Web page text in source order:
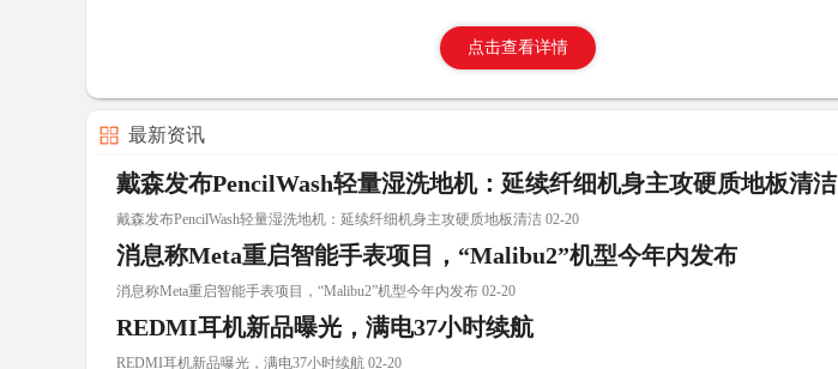
点击查看详情
最新资讯
戴森发布PencilWash轻量湿洗地机：延续纤细机身主攻硬质地板清洁
戴森发布PencilWash轻量湿洗地机：延续纤细机身主攻硬质地板清洁 02-20
消息称Meta重启智能手表项目，“Malibu2”机型今年内发布
消息称Meta重启智能手表项目，“Malibu2”机型今年内发布 02-20
REDMI耳机新品曝光，满电37小时续航
REDMI耳机新品曝光，满电37小时续航 02-20